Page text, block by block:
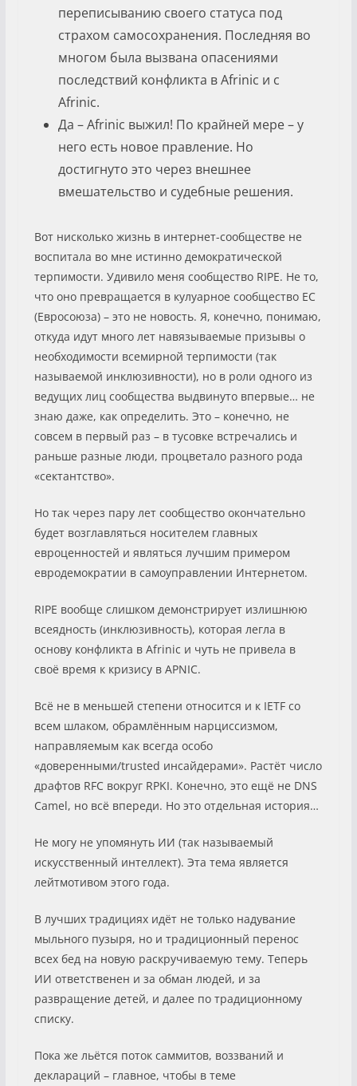
переписыванию своего статуса под
страхом самосохранения. Последняя во
многом была вызвана опасениями
последствий конфликта в Afrinic и с
Afrinic.
Да – Afrinic выжил! По крайней мере – у
него есть новое правление. Но
достигнуто это через внешнее
вмешательство и судебные решения.
Вот нисколько жизнь в интернет-сообществе не
воспитала во мне истинно демократической
терпимости. Удивило меня сообщество RIPE. Не то,
что оно превращается в кулуарное сообщество ЕС
(Евросоюза) – это не новость. Я, конечно, понимаю,
откуда идут много лет навязываемые призывы о
необходимости всемирной терпимости (так
называемой инклюзивности), но в роли одного из
ведущих лиц сообщества выдвинуто впервые… не
знаю даже, как определить. Это – конечно, не
совсем в первый раз – в тусовке встречались и
раньше разные люди, процветало разного рода
«сектантство».
Но так через пару лет сообщество окончательно
будет возглавляться носителем главных
евроценностей и являться лучшим примером
евродемократии в самоуправлении Интернетом.
RIPE вообще слишком демонстрирует излишнюю
всеядность (инклюзивность), которая легла в
основу конфликта в Afrinic и чуть не привела в
своё время к кризису в APNIC.
Всё не в меньшей степени относится и к IETF со
всем шлаком, обрамлённым нарциссизмом,
направляемым как всегда особо
«доверенными/trusted инсайдерами». Растёт число
драфтов RFC вокруг RPKI. Конечно, это ещё не DNS
Camel, но всё впереди. Но это отдельная история…
Не могу не упомянуть ИИ (так называемый
искусственный интеллект). Эта тема является
лейтмотивом этого года.
В лучших традициях идёт не только надувание
мыльного пузыря, но и традиционный перенос
всех бед на новую раскручиваемую тему. Теперь
ИИ ответственен и за обман людей, и за
развращение детей, и далее по традиционному
списку.
Пока же льётся поток саммитов, воззваний и
деклараций – главное, чтобы в теме